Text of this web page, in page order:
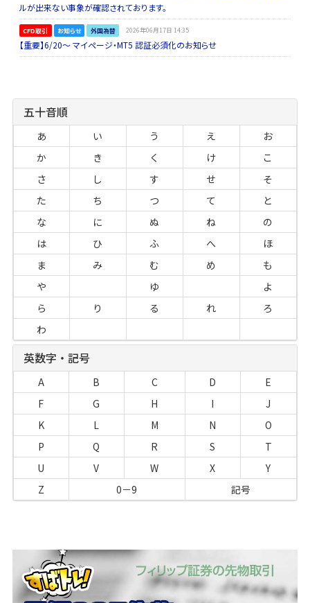
ルが出来ない事象が確認されております。
CFD取引 お知らせ 外国為替 2026年06月17日 14:35
【重要】6/20～ マイページ・MT5 認証必須化のお知らせ
五十音順
あ い う え
お
か
き く け
こ
さ
し す せ
そ
た
ち つ て
と
な
に ぬ ね
の
は
ひ ふ へ
ほ
ま
み む め
も
や
ゆ
よ
ら
り る れ
ろ
わ
英数字・記号
A B C D
E
F
G H I
J
K
L M N
O
P
Q R S
T
U
V W X
Y
Z
0－9 記号